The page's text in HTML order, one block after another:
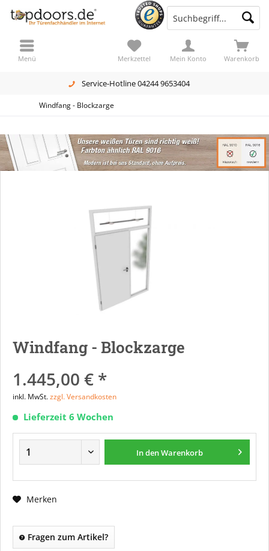
Service-Hotline 04244 9653404
Warenkorb
Merkzettel Mein Konto
Menü
Windfang - Blockzarge
Windfang - Blockzarge
1.445,00 € *
inkl. MwSt.zzgl. Versandkosten
Lieferzeit 6 Wochen
In denWarenkorb
Merken
Fragen zum Artikel?